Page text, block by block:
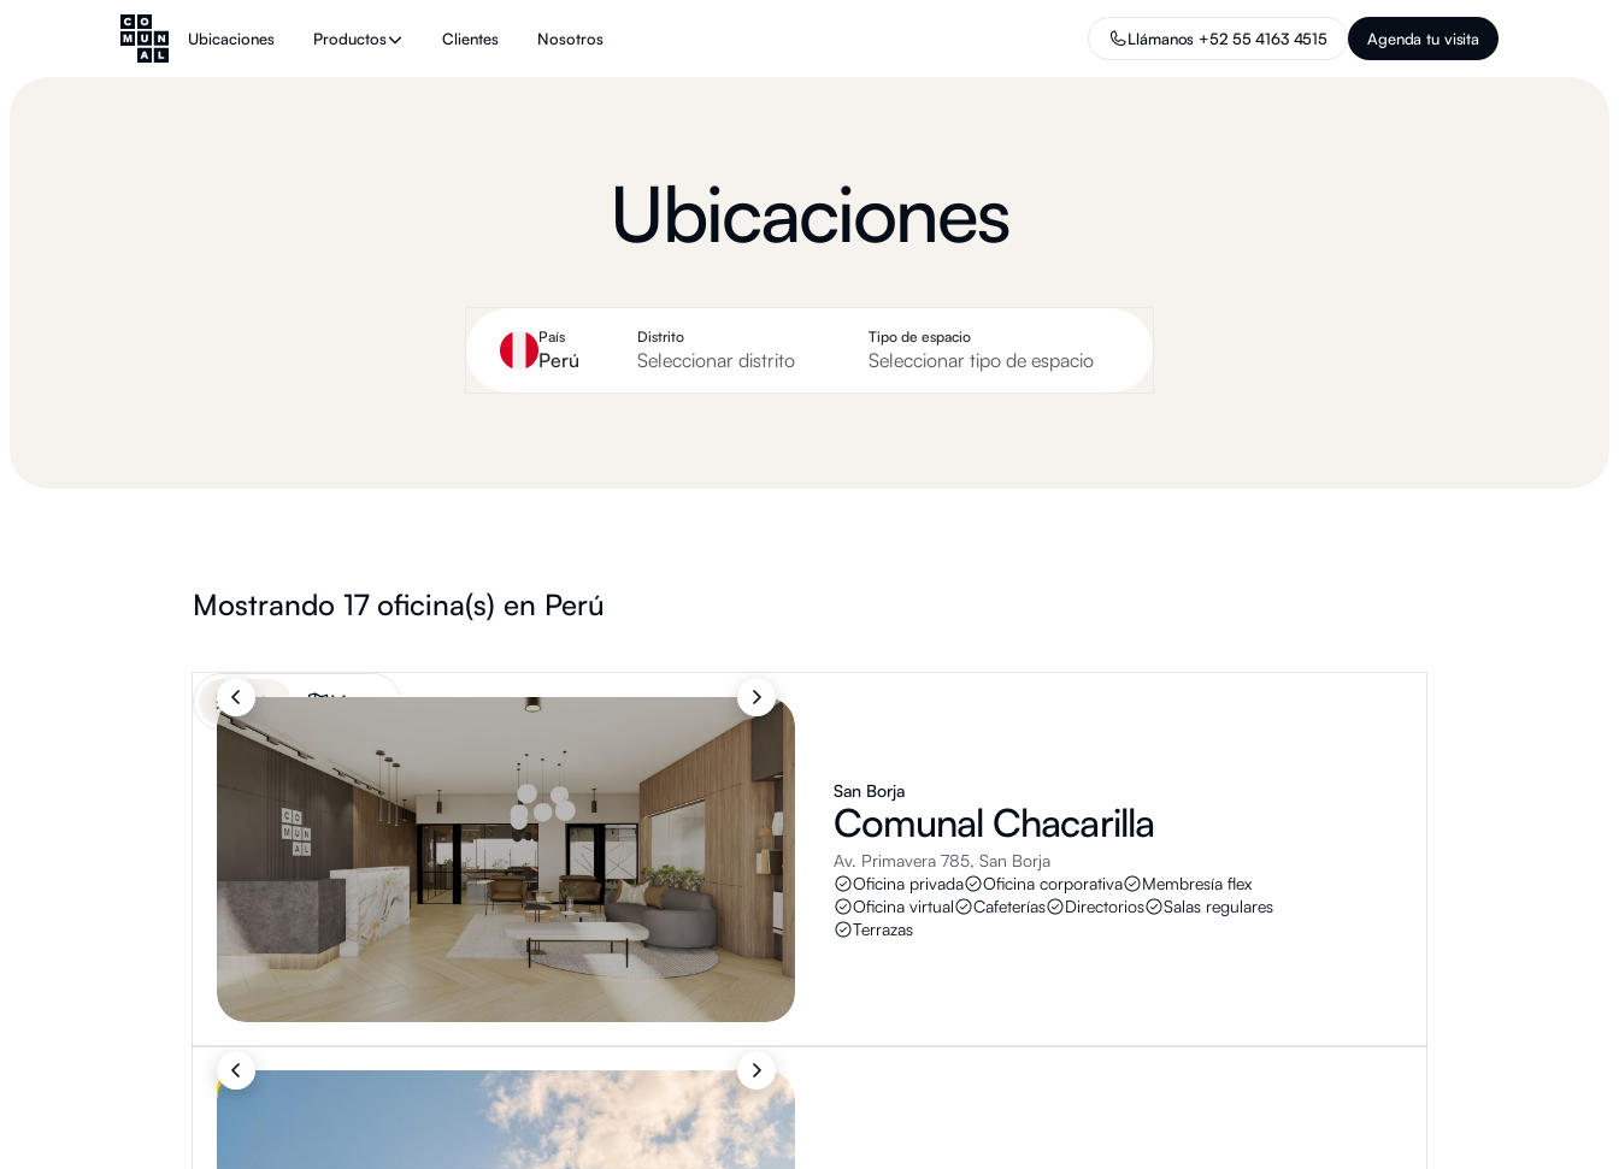
Ubicaciones Productos Clientes Nosotros Llámanos +52 55 4163 4515 Agenda tu visita
Ubicaciones
País
Perú
Distrito
Seleccionar distrito
Tipo de espacio
Seleccionar tipo de espacio
Mostrando 17oficina(s) en Perú
Lista Mapa
San Borja
Comunal Chacarilla
Av. Primavera 785, San Borja
Oficina privada
Oficina corporativa
Membresía flex
Oficina virtual
Cafeterías Directorios
Salas regulares
Terrazas
Próxima apertura
Nuevo local